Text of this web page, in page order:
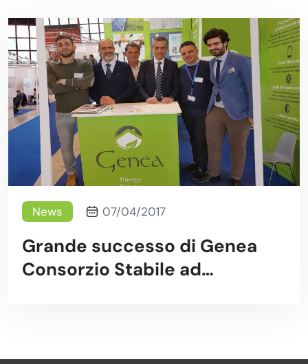
News 07/04/2017
Grande successo di Genea
Consorzio Stabile ad